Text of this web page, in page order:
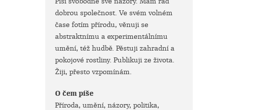
dobrou společnost. Ve svém volném
čase fotím přírodu, věnuji se
abstraktnímu a experimentálnímu
umění, též hudbě. Pěstuji zahradní a
pokojové rostliny. Publikuji ze života.
Žiji, přesto vzpomínám.
O čem píše
Příroda, umění, názory, politika,